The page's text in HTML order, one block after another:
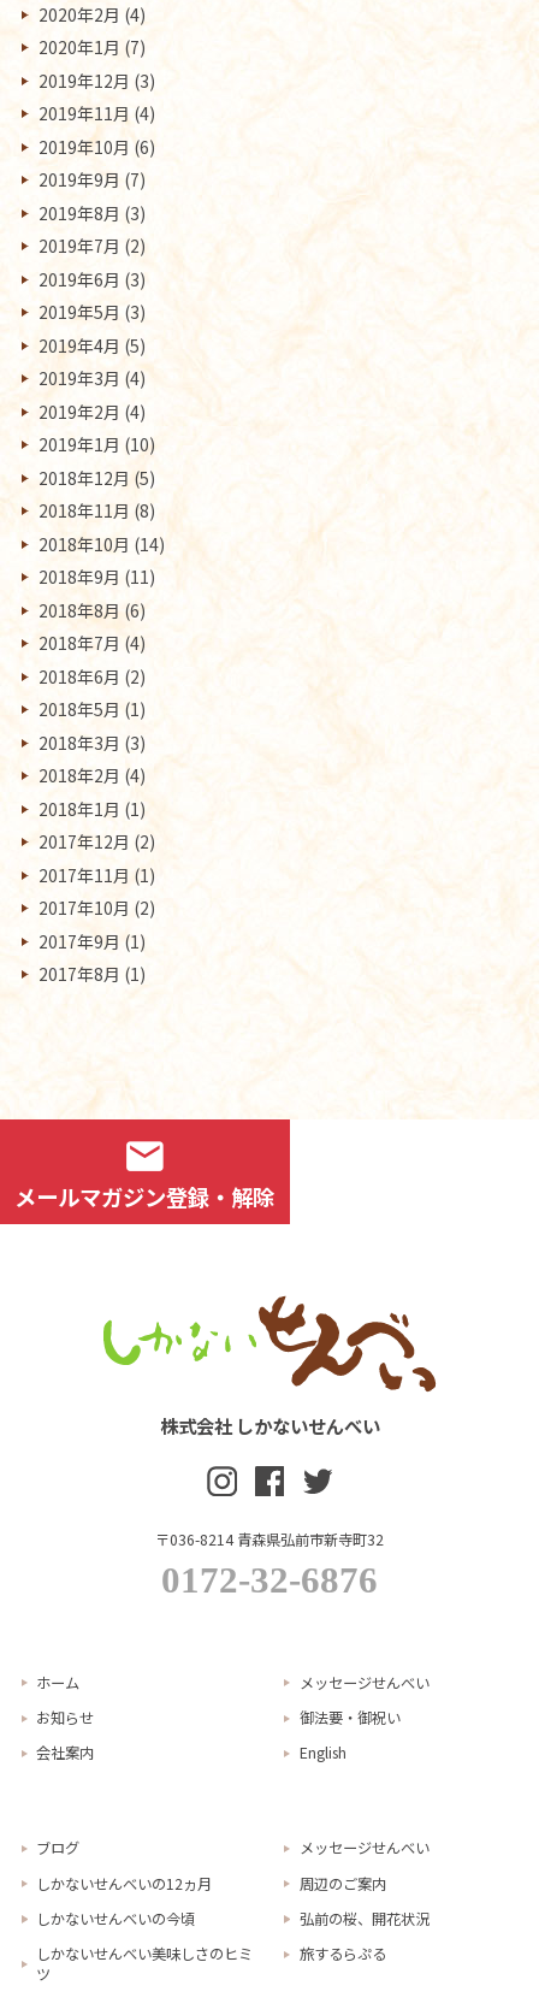
2020年2月 (4)
2020年1月 (7)
2019年12月 (3)
2019年11月 (4)
2019年10月 (6)
2019年9月 (7)
2019年8月 (3)
2019年7月 (2)
2019年6月 (3)
2019年5月 (3)
2019年4月 (5)
2019年3月 (4)
2019年2月 (4)
2019年1月 (10)
2018年12月 (5)
2018年11月 (8)
2018年10月 (14)
2018年9月 (11)
2018年8月(6)
2018年7月 (4)
2018年6月 (2)
2018年5月 (1)
2018年3月 (3)
2018年2月 (4)
2018年1月 (1)
2017年12月 (2)
2017年11月 (1)
2017年10月 (2)
2017年9月 (1)
2017年8月 (1)
mail
メールマガジン登録・解除
株式会社 しかないせんべい
〒036-8214 青森県弘前市新寺町32
0172-32-6876
ホーム
お知らせ
会社案内
メッセージせんべい
御法要・御祝い
English
ブログ
しかないせんべいの12ヵ月
しかないせんべいの今頃
しかないせんべい美味しさのヒミ
ツ
メッセージせんべい
周辺のご案内
弘前の桜、開花状況
旅するらぷる